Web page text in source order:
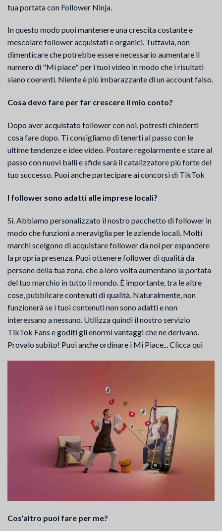
tua portata con Follower Ninja.
In questo modo puoi mantenere una crescita costante e
mescolare follower acquistati e organici. Tuttavia, non
dimenticare che potrebbe essere necessario aumentare il
numero di "Mi piace" per i tuoi video in modo che i risultati
siano coerenti. Niente è più imbarazzante di un account falso.
Cosa devo fare per far crescere il mio conto?
Dopo aver acquistato follower con noi, potresti chiederti
cosa fare dopo. Ti consigliamo di tenerti al passo con le
ultime tendenze e idee video. Postare regolarmente e stare al
passo con nuovi balli e sfide sarà il catalizzatore più forte del
tuo successo. Puoi anche partecipare ai concorsi di TikTok
I follower sono adatti alle imprese locali?
Sì. Abbiamo personalizzato il nostro pacchetto di follower in
modo che funzioni a meraviglia per le aziende locali. Molti
marchi scelgono di acquistare follower da noi per espandere
la propria presenza. Puoi ottenere follower di qualità da
persone della tua zona, che a loro volta aumentano la portata
del tuo marchio in tutto il mondo. È importante, tra le altre
cose, pubblicare contenuti di qualità. Naturalmente, non
funzionerà se i tuoi contenuti non sono adatti e non
interessano a nessuno. Utilizza quindi il nostro servizio
TikTok Fans e goditi gli enormi vantaggi che ne derivano.
Provalo subito! Puoi anche ordinare i Mi Piace... Clicca qui
Cos'altro puoi fare per me?